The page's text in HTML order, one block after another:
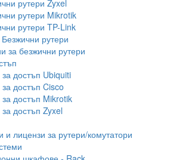
рутери Zyxel
рутери Mikrotik
рутери TP-Link
рутери
за безжични рутери
за достъп Ubiquiti
за достъп Cisco
за достъп Mikrotik
за достъп Zyxel
и лицензи за рутери/комутатори